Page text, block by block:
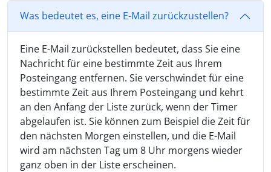
Was bedeutet es, eine E-Mail zurückzustellen?
Eine E-Mail zurückstellen bedeutet, dass Sie eine
Nachricht für eine bestimmte Zeit aus Ihrem
Posteingang entfernen. Sie verschwindet für eine
bestimmte Zeit aus Ihrem Posteingang und kehrt
an den Anfang der Liste zurück, wenn der Timer
abgelaufen ist. Sie können zum Beispiel die Zeit für
den nächsten Morgen einstellen, und die E-Mail
wird am nächsten Tag um 8 Uhr morgens wieder
ganz oben in der Liste erscheinen.